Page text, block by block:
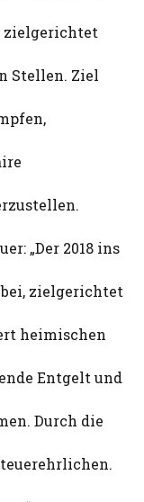
zielgerichtet
Stellen. Ziel
„Der 2018 ins
zielgerichtet
heimischen
Entgelt und
Durch die